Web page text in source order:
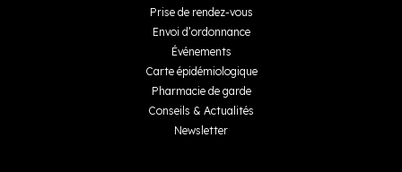
Prise de rendez-vous
Envoi d’ordonnance
Événements
Carte épidémiologique
Pharmacie de garde
Conseils & Actualités
Newsletter